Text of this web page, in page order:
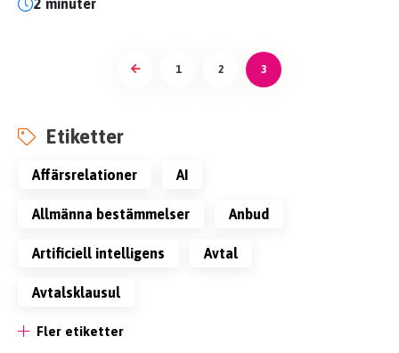
2 minuter
1 2 3
Etiketter
affärsrelationer AI
allmänna bestämmelser anbud
artificiell intelligens avtal
avtalsklausul
Fler etiketter